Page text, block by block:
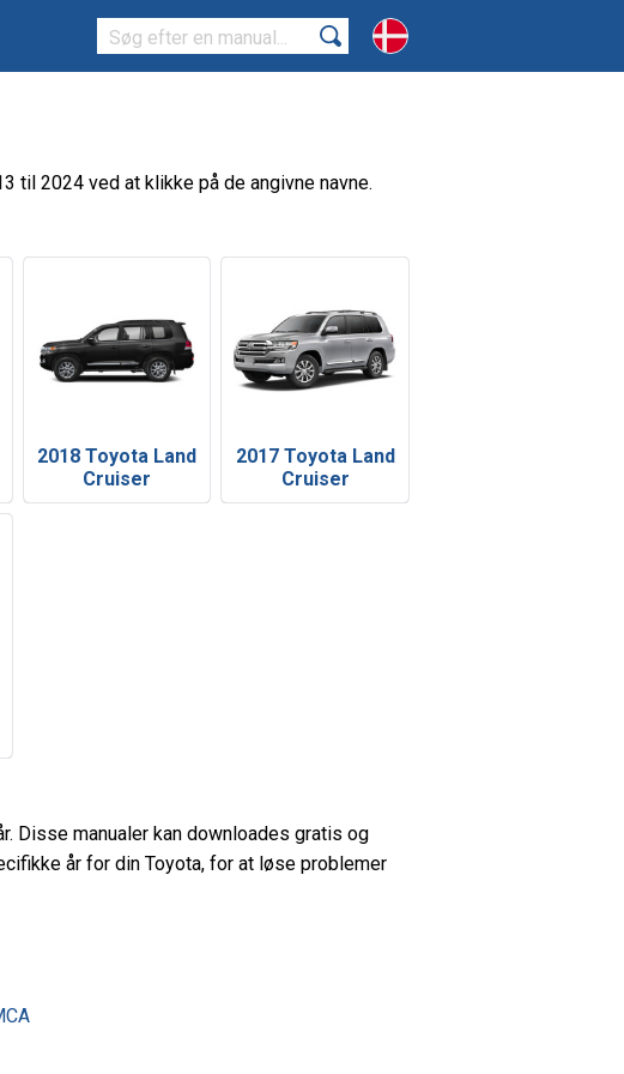
til 2024 ved at klikke på de angivne navne.
2018 Toyota Land
Cruiser
2017 Toyota Land
Cruiser
Disse manualer kan downloades gratis og
år for din Toyota, for at løse problemer